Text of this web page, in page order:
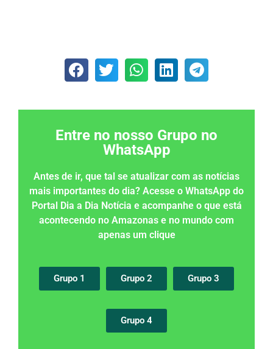
Entre no nosso Grupo no
WhatsApp
Antes de ir, que tal se atualizar com as notícias
mais importantes do dia? Acesse o WhatsApp do
Portal Dia a Dia Notícia e acompanhe o que está
acontecendo no Amazonas e no mundo com
apenas um clique
Grupo 1 Grupo 2 Grupo 3
Grupo 4